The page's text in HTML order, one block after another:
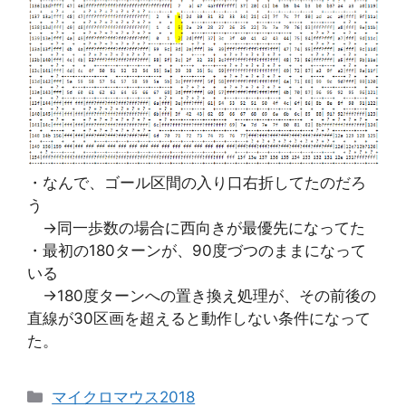
・なんで、ゴール区間の入り口右折してたのだろ
う
→同一歩数の場合に西向きが最優先になってた
・最初の180ターンが、90度づつのままになって
いる
→180度ターンへの置き換え処理が、その前後の
直線が30区画を超えると動作しない条件になって
た。
カ
マイクロマウス2018